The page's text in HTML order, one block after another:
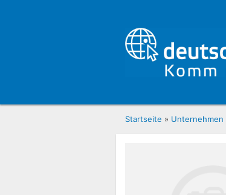
Startseite » Unternehmen